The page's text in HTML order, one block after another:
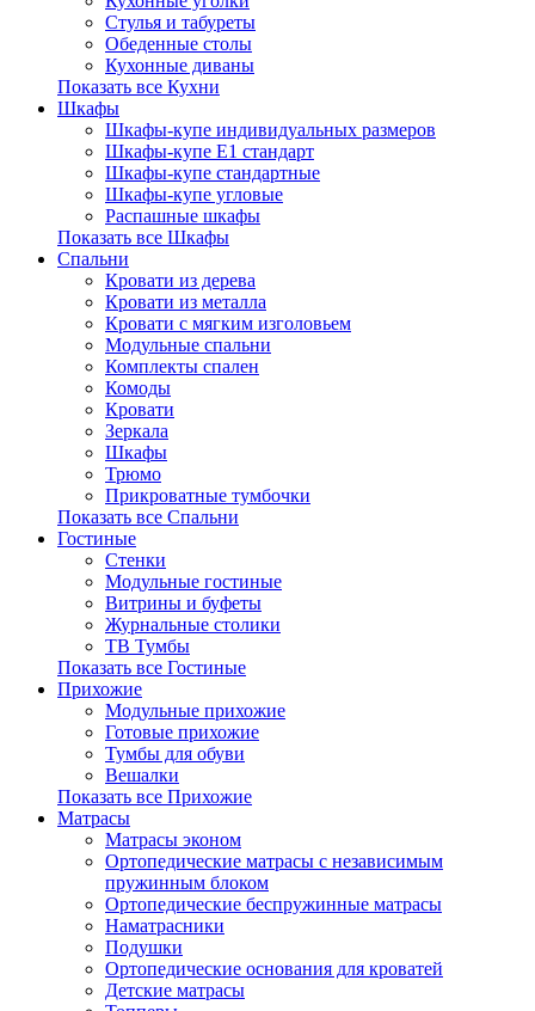
Стулья и табуреты
Обеденные столы
Кухонные диваны
Показать все Кухни
Шкафы
Шкафы-купе индивидуальных размеров
Шкафы-купе Е1 стандарт
Шкафы-купе стандартные
Шкафы-купе угловые
Распашные шкафы
Показать все Шкафы
Спальни
Кровати из дерева
Кровати из металла
Кровати с мягким изголовьем
Модульные спальни
Комплекты спален
Комоды
Кровати
Зеркала
Шкафы
Трюмо
Прикроватные тумбочки
Показать все Спальни
Гостиные
Стенки
Модульные гостиные
Витрины и буфеты
Журнальные столики
ТВ Тумбы
Показать все Гостиные
Прихожие
Модульные прихожие
Готовые прихожие
Тумбы для обуви
Вешалки
Показать все Прихожие
Матрасы
Матрасы эконом
Ортопедические матрасы с независимым
пружинным блоком
Ортопедические беспружинные матрасы
Наматрасники
Подушки
Ортопедические основания для кроватей
Детские матрасы